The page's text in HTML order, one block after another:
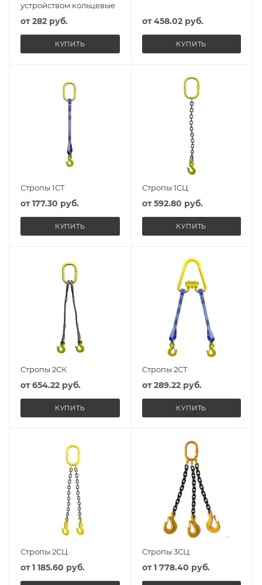
устройством кольцевые
от282 руб.
КУПИТЬ
от458.02 руб.
КУПИТЬ
Стропы 1СТ
от177.30 руб.
КУПИТЬ
Стропы 1СЦ
от592.80 руб.
КУПИТЬ
Стропы 2СК
от654.22 руб.
КУПИТЬ
Стропы 2СТ
от289.22 руб.
КУПИТЬ
Стропы 2СЦ
от1 185.60 руб.
Стропы 3СЦ
от1 778.40 руб.